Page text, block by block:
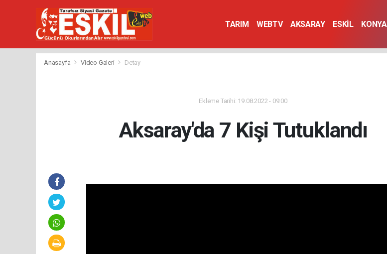
TARIM WEBTV AKSARAY ESKİL KONYA
Anasayfa Video Galeri Detay
Ekleme Tarihi: 19.08.2022 - 09:00
Aksaray'da 7 Kişi Tutuklandı